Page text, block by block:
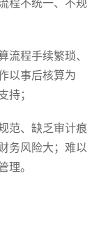
程不统一、不规
流程手续繁琐、
以事后核算为
持；
范、缺乏审计痕
务风险大；难以
理。